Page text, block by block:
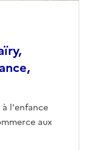
l'enfance
aux